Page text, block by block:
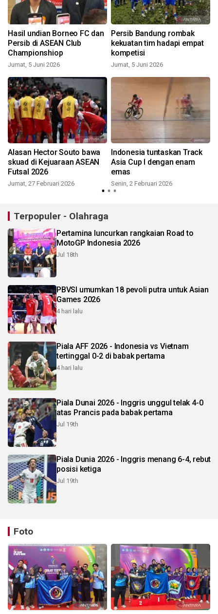
Hasil undian Borneo FC dan
Persib di ASEAN Club
Championshiop
Jumat, 5 Juni 2026
Persib Bandung rombak
kekuatan tim hadapi empat
kompetisi
Jumat, 5 Juni 2026
Alasan Hector Souto bawa
skuad di Kejuaraan ASEAN
Futsal 2026
Jumat, 27 Februari 2026
Indonesia tuntaskan Track
Asia Cup I dengan enam
emas
Senin, 2 Februari 2026
Terpopuler - Olahraga
Pertamina luncurkan rangkaian Road to
MotoGP Indonesia 2026
Jul 18th
PBVSI umumkan 18 pevoli putra untuk Asian
Games 2026
4 hari lalu
Piala AFF 2026 - Indonesia vs Vietnam
tertinggal 0-2 di babak pertama
4 hari lalu
Piala Dunai 2026 - Inggris unggul telak 4-0
atas Prancis pada babak pertama
Jul 19th
Piala Dunia 2026 - Inggris menang 6-4, rebut
posisi ketiga
Jul 19th
Foto